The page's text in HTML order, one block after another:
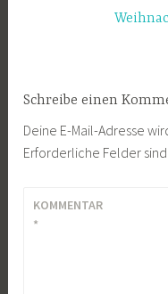
Schreibe einen
Deine E-Mail-Adresse
Erforderliche Felder
KOMMENTAR
*